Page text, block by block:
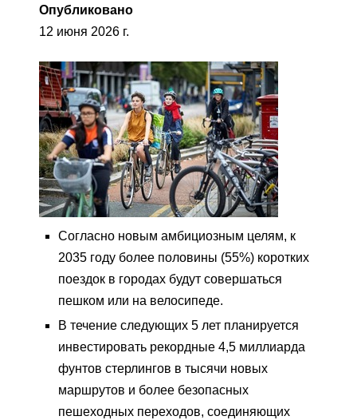
Опубликовано
12 июня 2026 г.
Согласно новым амбициозным целям, к
2035 году более половины (55%) коротких
поездок в городах будут совершаться
пешком или на велосипеде.
В течение следующих 5 лет планируется
инвестировать рекордные 4,5 миллиарда
фунтов стерлингов в тысячи новых
маршрутов и более безопасных
пешеходных переходов, соединяющих